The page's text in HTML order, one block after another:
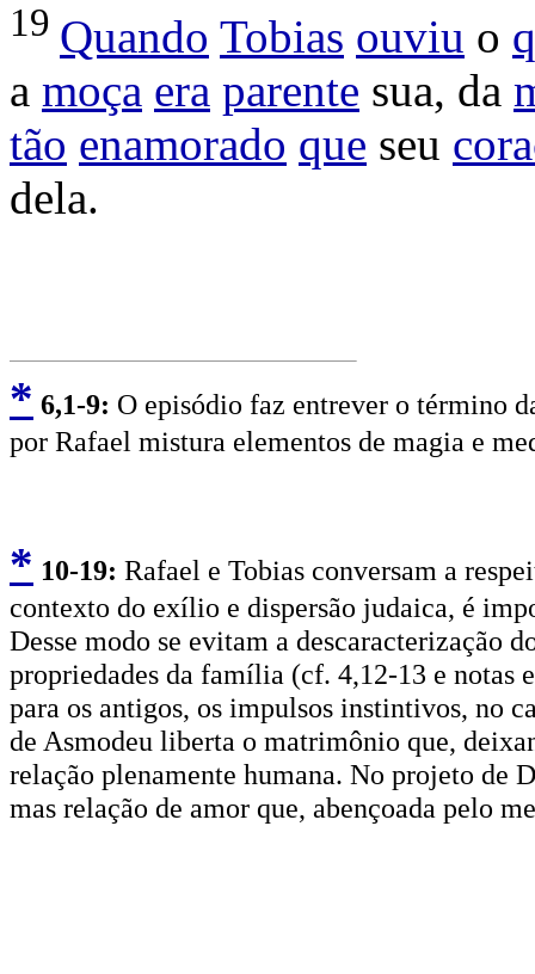
19 Quando Tobias ouviu o
a moça era parente sua, da
tão enamorado que seu
dela.
* 6,1-9: O episódio faz entrever o término
por Rafael mistura elementos de magia e
* 10-19: Rafael e Tobias conversam a
contexto do exílio e dispersão judaica, é
Desse modo se evitam a descaracterização
propriedades da família (cf. 4,12-13 e notas
para os antigos, os impulsos instintivos, no
de Asmodeu liberta o matrimônio que,
relação plenamente humana. No projeto de
mas relação de amor que, abençoada pelo